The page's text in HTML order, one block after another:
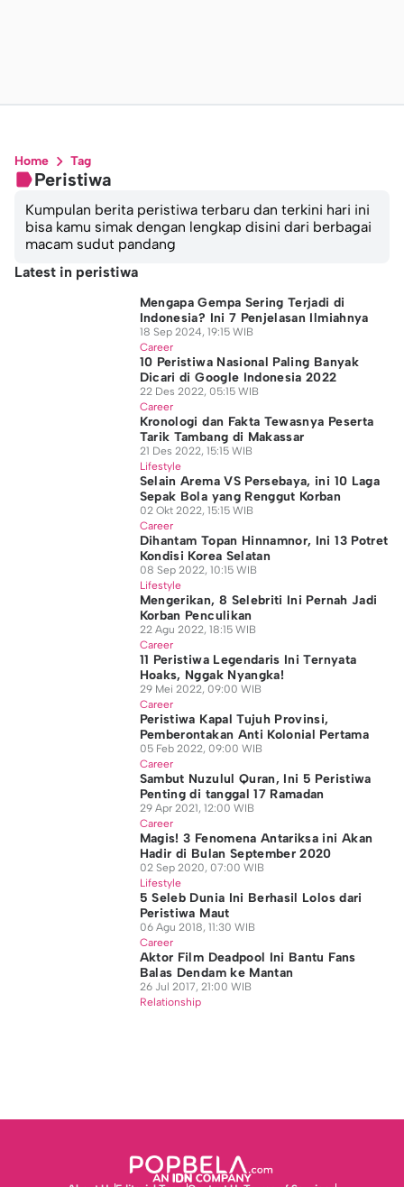
Home Tag
Peristiwa
Kumpulan berita peristiwa terbaru dan terkini hari ini
bisa kamu simak dengan lengkap disini dari berbagai
macam sudut pandang
Latest in peristiwa
Mengapa Gempa Sering Terjadi di
Indonesia? Ini 7 Penjelasan Ilmiahnya
18 Sep 2024, 19:15 WIB
Career
10 Peristiwa Nasional Paling Banyak
Dicari di Google Indonesia 2022
22 Des 2022, 05:15 WIB
Career
Kronologi dan Fakta Tewasnya Peserta
Tarik Tambang di Makassar
21 Des 2022, 15:15 WIB
Lifestyle
Selain Arema VS Persebaya, ini 10 Laga
Sepak Bola yang Renggut Korban
02 Okt 2022, 15:15 WIB
Career
Dihantam Topan Hinnamnor, Ini 13 Potret
Kondisi Korea Selatan
08 Sep 2022, 10:15 WIB
Lifestyle
Mengerikan, 8 Selebriti Ini Pernah Jadi
Korban Penculikan
22 Agu 2022, 18:15 WIB
Career
11 Peristiwa Legendaris Ini Ternyata
Hoaks, Nggak Nyangka!
29 Mei 2022, 09:00 WIB
Career
Peristiwa Kapal Tujuh Provinsi,
Pemberontakan Anti Kolonial Pertama
05 Feb 2022, 09:00 WIB
Career
Sambut Nuzulul Quran, Ini 5 Peristiwa
Penting di tanggal 17 Ramadan
29 Apr 2021, 12:00 WIB
Career
Magis! 3 Fenomena Antariksa ini Akan
Hadir di Bulan September 2020
02 Sep 2020, 07:00 WIB
Lifestyle
5 Seleb Dunia Ini Berhasil Lolos dari
Peristiwa Maut
06 Agu 2018, 11:30 WIB
Career
Aktor Film Deadpool Ini Bantu Fans
Balas Dendam ke Mantan
26 Jul 2017, 21:00 WIB
Relationship